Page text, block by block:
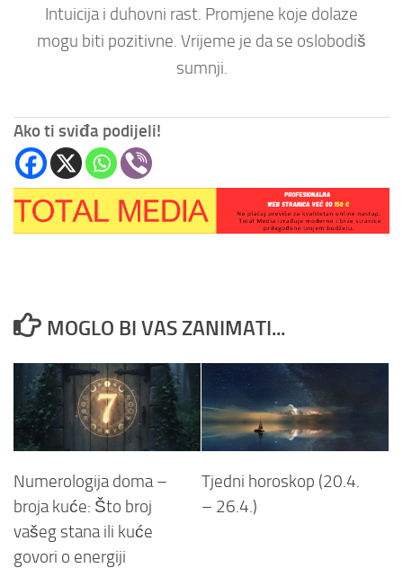
Intuicija i duhovni rast. Promjene koje dolaze
mogu biti pozitivne. Vrijeme je da se oslobodiš
sumnji.
Ako ti sviđa podijeli!
MOGLO BI VAS ZANIMATI...
Numerologija doma –
broja kuće: Što broj
vašeg stana ili kuće
govori o energiji
Tjedni horoskop (20.4.
– 26.4.)